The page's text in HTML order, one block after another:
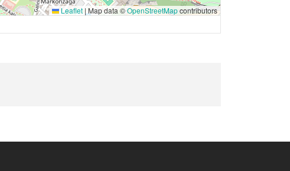
Leaflet | Map data ©OpenStreetMapcontributors